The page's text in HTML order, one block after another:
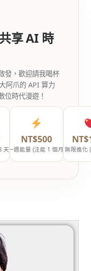
享 AI 時
發，歡迎請我喝杯
阿爪的 API 算力
位時代漫遊！
天)
NT$500
一週能量 (注能 1 個月)無限進化